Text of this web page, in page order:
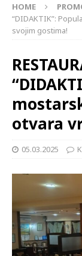
HOME
“DIDAKTIK”:
svojim gostima!
otvara
05.03.2025